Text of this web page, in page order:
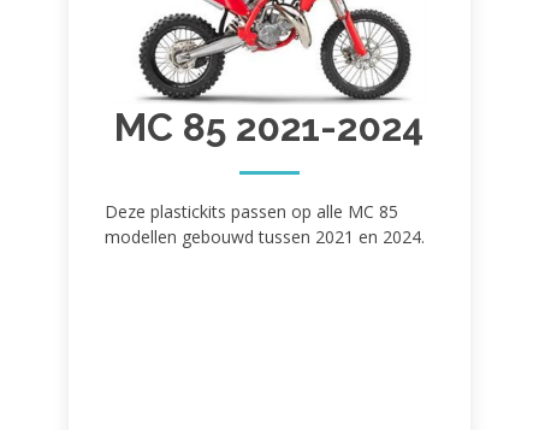
MC 85 2021-2024
Deze plastickits passen op alle MC 85
modellen gebouwd tussen 2021 en 2024.